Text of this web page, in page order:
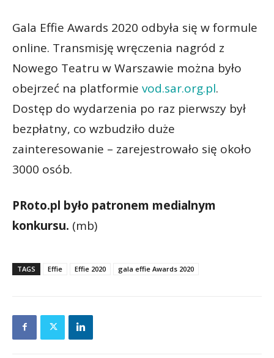
Gala Effie Awards 2020 odbyła się w formule
online. Transmisję wręczenia nagród z
Nowego Teatru w Warszawie można było
obejrzeć na platformie vod.sar.org.pl.
Dostęp do wydarzenia po raz pierwszy był
bezpłatny, co wzbudziło duże
zainteresowanie – zarejestrowało się około
3000 osób.
PRoto.pl było patronem medialnym
konkursu. (mb)
TAGS Effie Effie 2020 gala effie Awards 2020